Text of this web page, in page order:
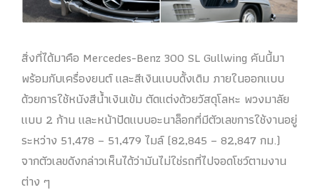
สิ่งที่ได้มาคือ Mercedes-Benz 300 SL Gullwing คันนี้มา
พร้อมกับเครื่องยนต์ และสีเงินแบบดั้งเดิม ภายในออกแบบ
ด้วยการใช้หนังสีน้ำเงินเข้ม ตัดแต่งด้วยวัสดุโลหะ พวงมาลัย
แบบ 2 ก้าน และหน้าปัดแบบอะนาล็อกที่มีตัวเลขการใช้งานอยู่
ระหว่าง 51,478 – 51,479 ไมล์ (82,845 – 82,847 กม.)
จากตัวเลขดังกล่าวเห็นได้ว่ามันไม่ใช่รถที่ไปจอดโชว์ตามงาน
ต่าง ๆ